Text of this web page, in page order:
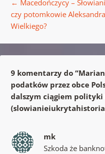
← Macedończycy –
czy potomkowie Aleksandra
Wielkiego?
9 komentarzy do “
podatków przez obce
dalszym ciągiem polityki
mk
Szkoda że